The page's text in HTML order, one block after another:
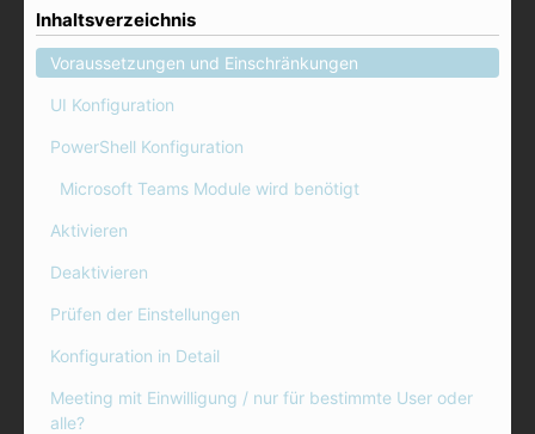
Inhaltsverzeichnis
Voraussetzungen und Einschränkungen
UI Konfiguration
PowerShell Konfiguration
Microsoft Teams Module wird benötigt
Aktivieren
Deaktivieren
Prüfen der Einstellungen
Konfiguration in Detail
Meeting mit Einwilligung / nur für bestimmte User oder
alle?